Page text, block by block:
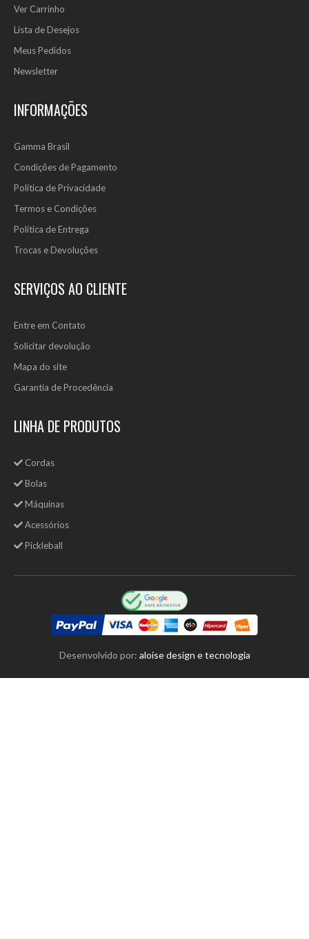
Ver Carrinho
Lista de Desejos
Meus Pedidos
Newsletter
INFORMAÇÕES
Gamma Brasil
Condições de Pagamento
Política de Privacidade
Termos e Condições
Política de Entrega
Trocas e Devoluções
SERVIÇOS AO CLIENTE
Entre em Contato
Solicitar devolução
Mapa do site
Garantia de Procedência
LINHA DE PRODUTOS
Cordas
Bolas
Máquinas
Acessórios
Pickleball
Desenvolvido por: aloise design e tecnologia